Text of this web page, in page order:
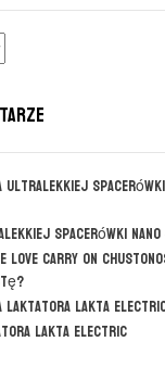
ultralekkiej spacerówki
spacerówki Nano
Love Carry on
laktatora Lakta
Lakta Electric